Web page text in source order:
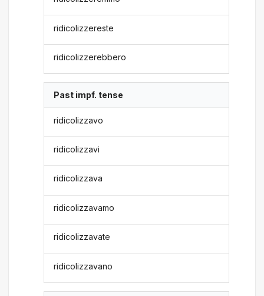
ridicolizzereste
ridicolizzerebbero
Past impf. tense
ridicolizzavo
ridicolizzavi
ridicolizzava
ridicolizzavamo
ridicolizzavate
ridicolizzavano